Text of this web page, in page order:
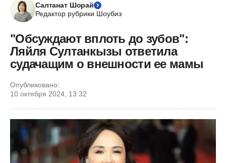
Салтанат Шорай
Редактор рубрики Шоубиз
"Обсуждают вплоть до зубов":
Ляйля Султанкызы ответила
судачащим о внешности ее мамы
Опубликовано:
10 октября 2024, 13:32